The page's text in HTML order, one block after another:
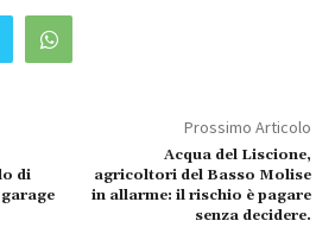
di
Prossimo Articolo
Acqua del Liscione,
agricoltori del Basso Molise
in allarme: il rischio è pagare
senza decidere.